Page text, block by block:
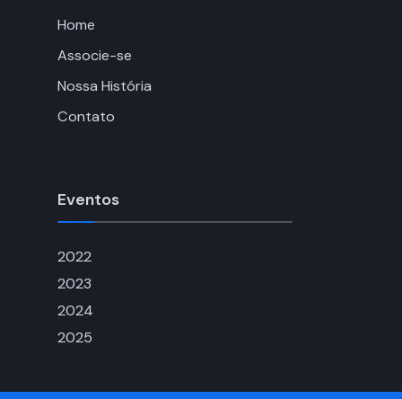
Home
Associe-se
Nossa História
Contato
Eventos
2022
2023
2024
2025